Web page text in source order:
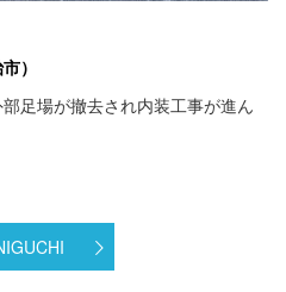
）
足場が撤去され内装工事が進ん